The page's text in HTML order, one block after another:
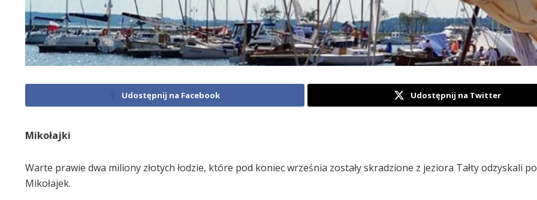
Udostępnij na Facebook Udostępnij na Twitter
Mikołajki
Warte prawie dwa miliony złotych łodzie, które pod koniec września zostały skradzione z jeziora Tałty odzyskali
Mikołajek.